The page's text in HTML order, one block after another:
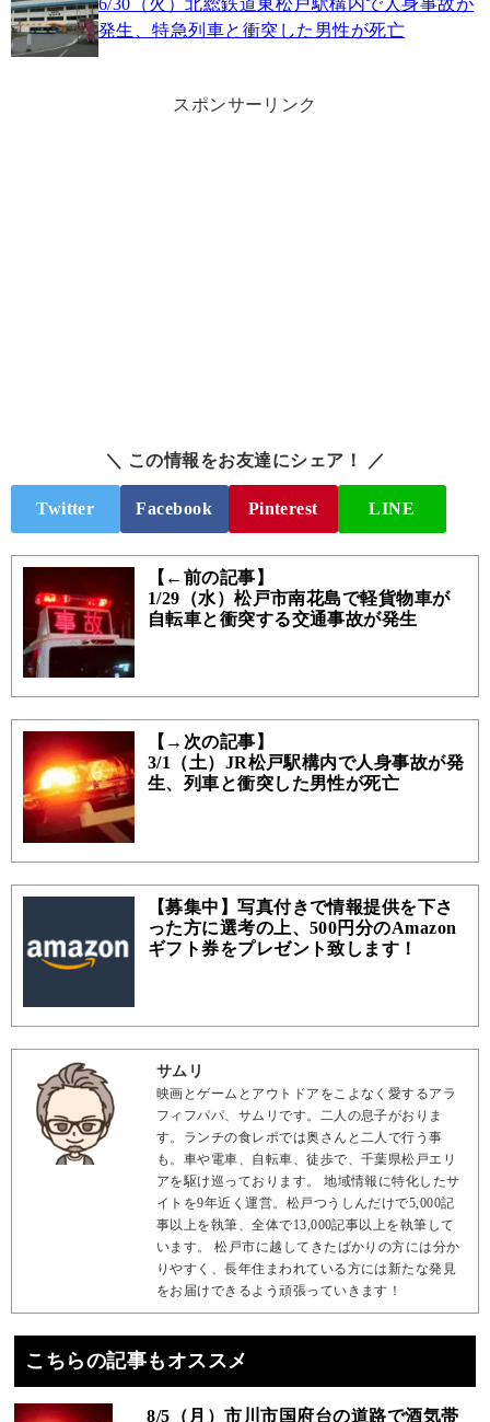
発生、特急列車と衝突した男性が死亡
スポンサーリンク
＼ この情報をお友達にシェア！ ／
Twitter Facebook Pinterest LINE
【←前の記事】
1/29（水）松戸市南花島で軽貨物車が
自転車と衝突する交通事故が発生
【→次の記事】
3/1（土）JR松戸駅構内で人身事故が発
生、列車と衝突した男性が死亡
【募集中】写真付きで情報提供を下さ
った方に選考の上、500円分のAmazon
ギフト券をプレゼント致します！
サムリ
映画とゲームとアウトドアをこよなく愛するアラ
フィフパパ、サムリです。二人の息子がおりま
す。ランチの食レポでは奥さんと二人で行う事
も。車や電車、自転車、徒歩で、千葉県松戸エリ
アを駆け巡っております。 地域情報に特化したサ
イトを9年近く運営。松戸つうしんだけで5,000記
事以上を執筆、全体で13,000記事以上を執筆して
います。 松戸市に越してきたばかりの方には分か
りやすく、長年住まわれている方には新たな発見
をお届けできるよう頑張っていきます！
こちらの記事もオススメ
8/5（月）市川市国府台の道路で酒気帯